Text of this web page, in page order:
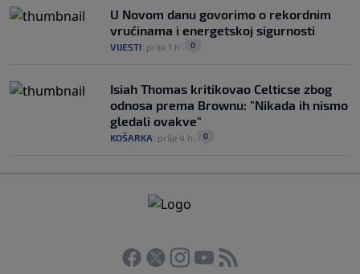
U Novom danu govorimo o rekordnim
vrućinama i energetskoj sigurnosti
VIJESTI prije 1 h 0
Isiah Thomas kritikovao Celticse zbog
odnosa prema Brownu: "Nikada ih nismo
gledali ovakve"
KOŠARKA prije 4 h 0